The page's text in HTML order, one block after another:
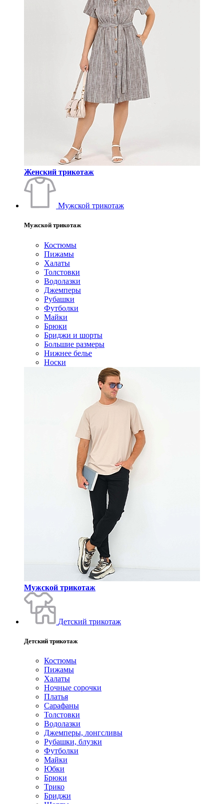
Женский трикотаж
Мужской трикотаж
Мужской трикотаж
Костюмы
Пижамы
Халаты
Толстовки
Водолазки
Джемперы
Рубашки
Футболки
Майки
Брюки
Бриджи и шорты
Большие размеры
Нижнее белье
Носки
Мужской трикотаж
Детский трикотаж
Детский трикотаж
Костюмы
Пижамы
Халаты
Ночные сорочки
Платья
Сарафаны
Толстовки
Водолазки
Джемперы, лонгсливы
Рубашки, блузки
Футболки
Майки
Юбки
Брюки
Трико
Бриджи